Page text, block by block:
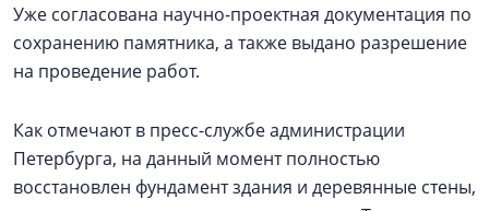
Уже согласована научно-проектная документация по
сохранению памятника, а также выдано разрешение
на проведение работ.
Как отмечают в пресс-службе администрации
Петербурга, на данный момент полностью
восстановлен фундамент здания и деревянные стены,